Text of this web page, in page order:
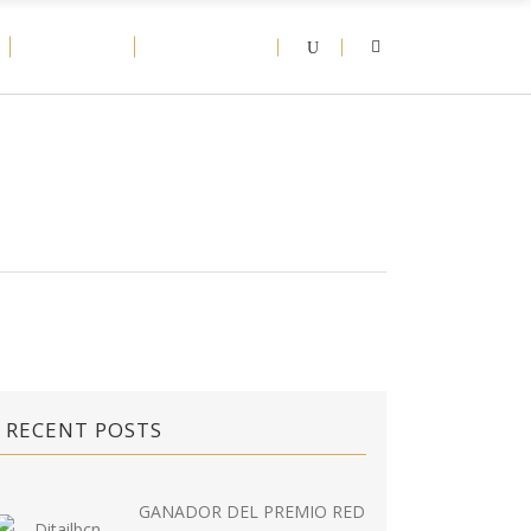
RECENT POSTS
GANADOR DEL PREMIO RED